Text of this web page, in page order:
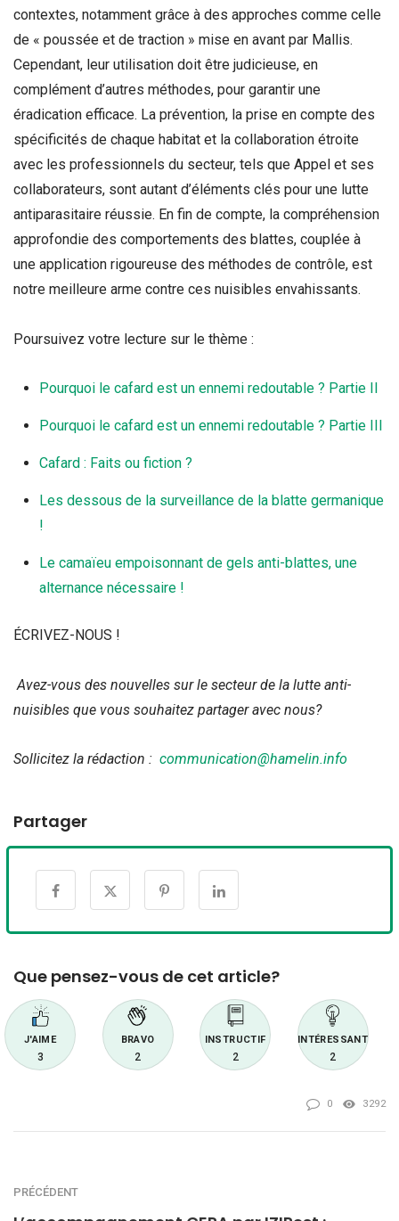
contextes, notamment grâce à des approches comme celle
de « poussée et de traction » mise en avant par Mallis.
Cependant, leur utilisation doit être judicieuse, en
complément d’autres méthodes, pour garantir une
éradication efficace. La prévention, la prise en compte des
spécificités de chaque habitat et la collaboration étroite
avec les professionnels du secteur, tels que Appel et ses
collaborateurs, sont autant d’éléments clés pour une lutte
antiparasitaire réussie. En fin de compte, la compréhension
approfondie des comportements des blattes, couplée à
une application rigoureuse des méthodes de contrôle, est
notre meilleure arme contre ces nuisibles envahissants.
Poursuivez votre lecture sur le thème :
Pourquoi le cafard est un ennemi redoutable ? Partie II
Pourquoi le cafard est un ennemi redoutable ? Partie III
Cafard : Faits ou fiction ?
Les dessous de la surveillance de la blatte germanique
!
Le camaïeu empoisonnant de gels anti-blattes, une
alternance nécessaire !
ÉCRIVEZ-NOUS !
Avez-vous des nouvelles sur le secteur de la lutte anti-
nuisibles que vous souhaitez partager avec nous?
Sollicitez la rédaction : communication@hamelin.info
Partager
Que pensez-vous de cet article?
J'AIME
3
BRAVO
2
INSTRUCTIF
2
INTÉRESSANT
2
0 3292
PRÉCÉDENT